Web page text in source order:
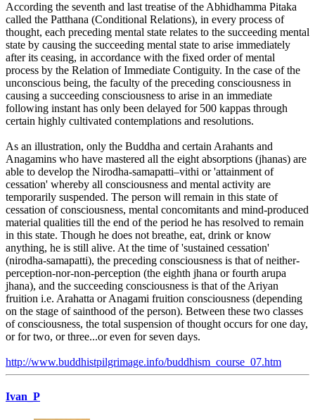
According the seventh and last treatise of the Abhidhamma Pitaka
called the Patthana (Conditional Relations), in every process of
thought, each preceding mental state relates to the succeeding mental
state by causing the succeeding mental state to arise immediately
after its ceasing, in accordance with the fixed order of mental
process by the Relation of Immediate Contiguity. In the case of the
unconscious being, the faculty of the preceding consciousness in
causing a succeeding consciousness to arise in an immediate
following instant has only been delayed for 500 kappas through
certain highly cultivated contemplations and resolutions.
As an illustration, only the Buddha and certain Arahants and
Anagamins who have mastered all the eight absorptions (jhanas) are
able to develop the Nirodha-samapatti–vithi or 'attainment of
cessation' whereby all consciousness and mental activity are
temporarily suspended. The person will remain in this state of
cessation of consciousness, mental concomitants and mind-produced
material qualities till the end of the period he has resolved to remain
in this state. Though he does not breathe, eat, drink or know
anything, he is still alive. At the time of 'sustained cessation'
(nirodha-samapatti), the preceding consciousness is that of neither-
perception-nor-non-perception (the eighth jhana or fourth arupa
jhana), and the succeeding consciousness is that of the Ariyan
fruition i.e. Arahatta or Anagami fruition consciousness (depending
on the stage of sainthood of the person). Between these two classes
of consciousness, the total suspension of thought occurs for one day,
or for two, or three...or even for seven days.
http://www.buddhistpilgrimage.info/buddhism_course_07.htm
Ivan_P